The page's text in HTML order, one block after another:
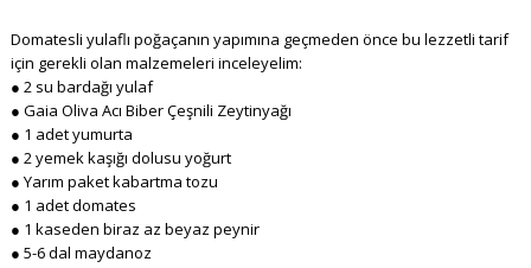
Domatesli yulaflı poğaçanın yapımına geçmeden önce bu lezzetli tarif
için gerekli olan malzemeleri inceleyelim:
● 2 su bardağı yulaf
● Gaia Oliva Acı Biber Çeşnili Zeytinyağı
● 1 adet yumurta
● 2 yemek kaşığı dolusu yoğurt
● Yarım paket kabartma tozu
● 1 adet domates
● 1 kaseden biraz az beyaz peynir
● 5-6 dal maydanoz